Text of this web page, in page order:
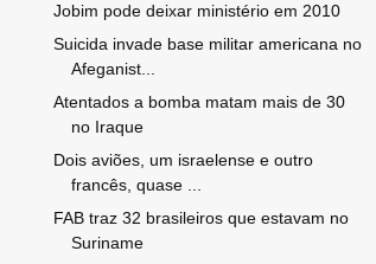
Jobim pode deixar ministério em 2010
Suicida invade base militar americana no
Afeganist...
Atentados a bomba matam mais de 30
no Iraque
Dois aviões, um israelense e outro
francês, quase ...
FAB traz 32 brasileiros que estavam no
Suriname